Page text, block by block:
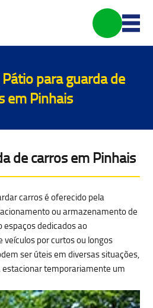
Pátio paraguarda de
em Pinhais
de carros em Pinhais
carros é oferecido pela
ou armazenamento de
espaços dedicados ao
por curtos ou longos
ser úteis em diversas situações,
estacionar temporariamente um